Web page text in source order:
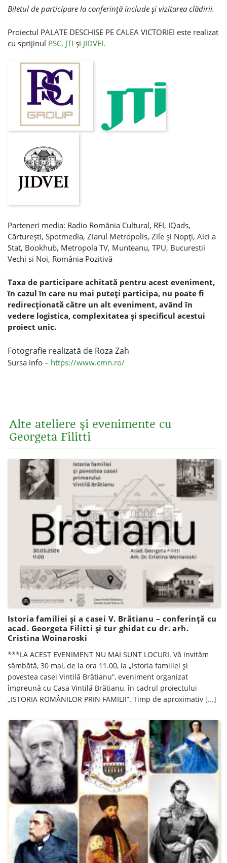
Biletul de participare la conferinţă include şi vizitarea clădirii.
Proiectul PALATE DESCHISE PE CALEA VICTORIEI este realizat
cu sprijinul PSC, JTI şi JIDVEI.
Parteneri media: Radio România Cultural, RFI, IQads,
Cărtureşti, Spotmedia, Ziarul Metropolis, Zile şi Nopţi, Aici a
Stat, Bookhub, Metropola TV, Munteanu, TPU, Bucurestii
Vechi si Noi, România Pozitivă
Taxa de participare achitată pentru acest eveniment,
în cazul în care nu mai puteţi participa, nu poate fi
redirecţionată către un alt eveniment, având în
vedere logistica, complexitatea şi specificul acestui
proiect unic.
Fotografie realizată de Roza Zah
Sursa info – https://www.cmn.ro/
Alte ateliere şi evenimente cu
Georgeta Filitti
Istoria familiei și a casei V. Brătianu – conferinţă cu
acad. Georgeta Filitti și tur ghidat cu dr. arh.
Cristina Woinaroski
***LA ACEST EVENIMENT NU MAI SUNT LOCURI. Vă invităm
sâmbătă, 30 mai, de la ora 11.00, la „Istoria familiei și
povestea casei Vintilă Brătianu”, eveniment organizat
împreună cu Casa Vintilă Brătianu, în cadrul proiectului
„ISTORIA ROMÂNILOR PRIN FAMILII”. Timp de aproximativ [...]